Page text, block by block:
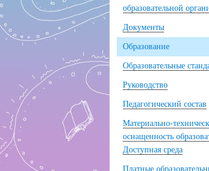
образовательной
Документы
Образование
Образовательные
Руководство
Педагогический состав
Материально-
оснащенность
Доступная среда
Платные